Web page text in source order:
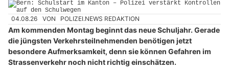
04.08.26 VON POLIZEI.NEWS REDAKTION
Am kommenden Montag beginnt das neue Schuljahr. Gerade
die jüngsten Verkehrsteilnehmenden benötigen jetzt
besondere Aufmerksamkeit, denn sie können Gefahren im
Strassenverkehr noch nicht richtig einschätzen.